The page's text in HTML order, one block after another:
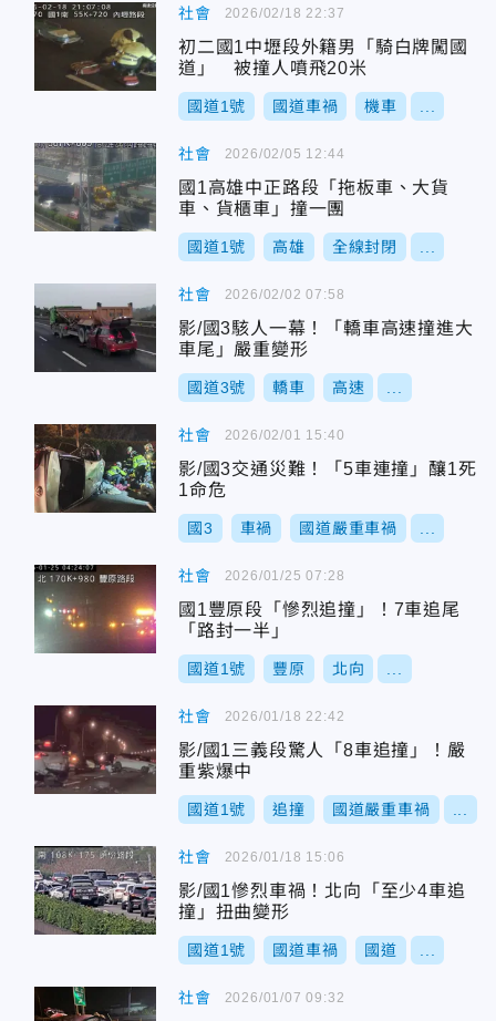
社會
初二國1中壢段外籍男「騎白牌闖國
道」 被撞人噴飛20米
國道1號 國道車禍 機車
2026/02/18 22:37
社會
國1高雄中正路段「拖板車、大貨
車、貨櫃車」撞一團
國道1號 高雄 全線封閉
2026/02/05 12:44
社會
影/國3駭人一幕！「轎車高速撞進大
車尾」嚴重變形
國道3號 轎車 高速
2026/02/02 07:58
社會
影/國3交通災難！「5車連撞」釀1死
1命危
國3 車禍 國道嚴重車禍
2026/02/01 15:40
社會
國1豐原段「慘烈追撞」！7車追尾
「路封一半」
國道1號 豐原 北向
2026/01/25 07:28
社會
影/國1三義段驚人「8車追撞」！嚴
重紫爆中
國道1號 追撞 國道嚴重車禍
2026/01/18 22:42
社會
影/國1慘烈車禍！北向「至少4車追
撞」扭曲變形
國道1號 國道車禍 國道
2026/01/18 15:06
社會 2026/01/07 09:32